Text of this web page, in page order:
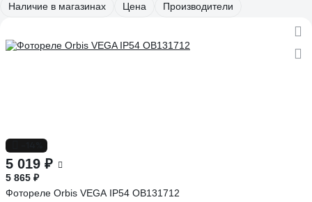
Наличие в магазинах Цена Производители
5 019 ₽
5 865 ₽
Фотореле Orbis VEGA IP54 OB131712